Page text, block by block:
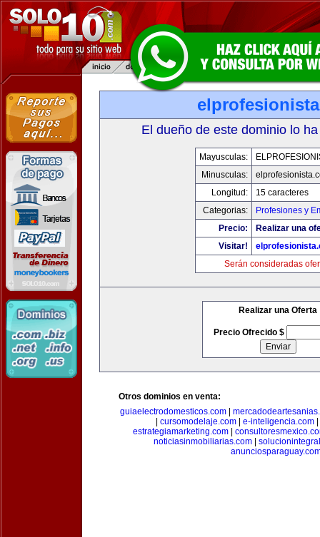
El dueño de este dominio lo
Mayusculas:
Minusculas:
Longitud:
15 caracteres
Categorias:
Profesiones y
Precio:
Realizar una
Visitar!
Serán consideradas
Realizar una Oferta
Precio Ofrecido $
Otros dominios en venta:
guiaelectrodomesticos.com
cursomodelaje.com| e-inteligencia.com|
estrategiamarketing.com|
noticiasinmobiliarias.com